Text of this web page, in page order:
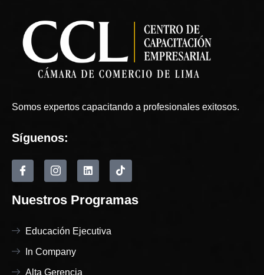
Somos expertos capacitando a profesionales exitosos.
Síguenos:
Nuestros Programas
Educación Ejecutiva
In Company
Alta Gerencia